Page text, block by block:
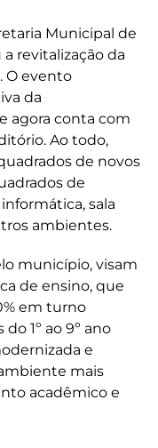
Municipal de
revitalização da
O evento
da
agora conta com
Ao todo,
de novos
de
sala
ambientes.
município, visam
de ensino, que
em turno
1º ao 9º ano
e
mais
acadêmico e